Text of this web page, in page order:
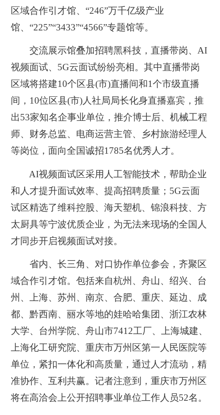
区域合作引才馆、“246”万千亿级产业
馆、“225”“3433”“4566”专题馆等。
交流展示馆叠加招聘黑科技，直播带岗、AI
视频面试、5G云面试纷纷亮相。其中直播带岗
区域将搭建10个区县(市)直播间和1个市级直播
间，10位区县(市)人社局局长化身直播嘉宾，推
出53家知名企事业单位，推介博士后、机械工程
师、财务总监、电商运营主管、乡村旅游经理人
等岗位，面向全国诚招1785名优秀人才。
AI视频面试区采用人工智能技术，帮助企业
和人才提升面试效率、提高招聘质量；5G云面
试区精选了维科控股、海天塑机、锦浪科技、方
太厨具等宁波优质企业，为无法来现场的全国人
才同步开启视频面试对接。
省内、长三角、对口协作单位参会，齐聚区
域合作引才馆。包括来自杭州、舟山、绍兴、台
州、上海、苏州、南京、合肥、重庆、延边、成
都、黔西南、丽水等地的娃哈哈集团、浙江农林
大学、台州学院、舟山市7412工厂、上海城建、
上海化工研究院、重庆市万州区第一人民医院等
单位，紧扣一体化和高质量，通过人才流动，精
准协作、互利共赢。记者注意到，重庆市万州区
将在高洽会上公开招聘事业单位工作人员52名。